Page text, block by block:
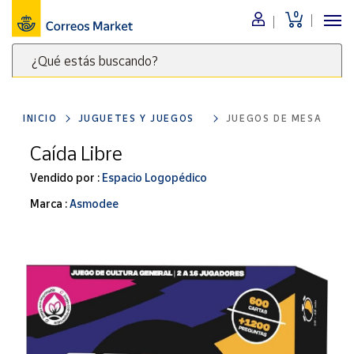
0
¿Qué estás buscando?
clave
para
buscar
productos
Menú
Nuestro
catálogo
Alimentación
Bebidas
Ocio y cultura
Juguetes y
Merchandising
y regalos
Tienda de
Correos
INICIO JUGUETES Y JUEGOS JUEGOS DE MESA
Caída Libre
Vendido por : Espacio Logopédico
Marca :Asmodee